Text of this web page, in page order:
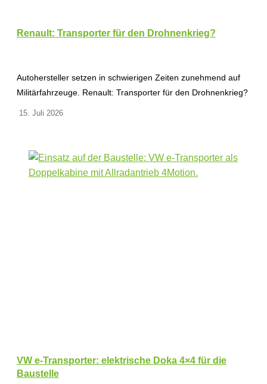
Renault: Transporter für den Drohnenkrieg?
Autohersteller setzen in schwierigen Zeiten zunehmend auf
Militärfahrzeuge. Renault: Transporter für den Drohnenkrieg?
15. Juli 2026
VW e-Transporter: elektrische Doka 4×4 für die
Baustelle